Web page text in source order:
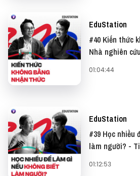
—
Đừng quên có thể xem bản
tại: ⁠⁠⁠⁠⁠⁠⁠⁠⁠⁠⁠⁠⁠⁠⁠⁠⁠⁠⁠⁠⁠⁠⁠⁠⁠⁠⁠⁠⁠⁠⁠⁠⁠YouTube⁠⁠⁠⁠⁠⁠⁠⁠⁠⁠⁠⁠⁠⁠⁠⁠⁠⁠⁠⁠⁠⁠⁠⁠⁠⁠⁠⁠⁠⁠⁠⁠⁠
Và đọc những bài viết thú vị tại
—
Yêu thích tập podcast này, bạn
● Patreon:⁠⁠⁠⁠⁠⁠⁠⁠⁠⁠⁠⁠⁠⁠⁠⁠⁠⁠⁠⁠⁠⁠⁠⁠⁠⁠⁠⁠⁠⁠⁠⁠⁠https://
EduStation
#40 Kiến thức
Nhà nghiên
01:04:44
EduStation
#39 Học nhiều
làm người? -
01:12:53